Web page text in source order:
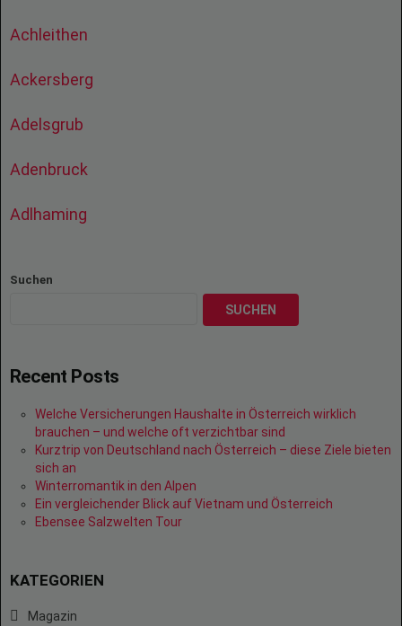
Achleithen
Ackersberg
Adelsgrub
Adenbruck
Adlhaming
Suchen
SUCHEN
Recent Posts
Welche Versicherungen Haushalte in Österreich wirklich
brauchen – und welche oft verzichtbar sind
Kurztrip von Deutschland nach Österreich – diese Ziele bieten
sich an
Winterromantik in den Alpen
Ein vergleichender Blick auf Vietnam und Österreich
Ebensee Salzwelten Tour
KATEGORIEN
Magazin